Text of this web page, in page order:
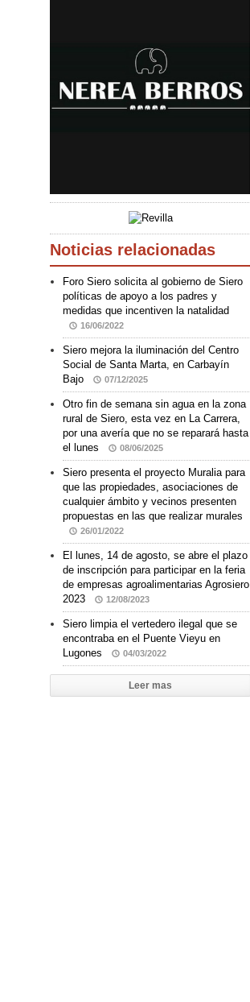
Noticias relacionadas
Foro Siero solicita al gobierno de Siero
políticas de apoyo a los padres y
medidas que incentiven la natalidad
16/06/2022
Siero mejora la iluminación del Centro
Social de Santa Marta, en Carbayín
Bajo
07/12/2025
Otro fin de semana sin agua en la zona
rural de Siero, esta vez en La Carrera,
por una avería que no se reparará hasta
el lunes
08/06/2025
Siero presenta el proyecto Muralia para
que las propiedades, asociaciones de
cualquier ámbito y vecinos presenten
propuestas en las que realizar murales
26/01/2022
El lunes, 14 de agosto, se abre el plazo
de inscripción para participar en la feria
de empresas agroalimentarias Agrosiero
2023
12/08/2023
Siero limpia el vertedero ilegal que se
encontraba en el Puente Vieyu en
Lugones
04/03/2022
Leer mas